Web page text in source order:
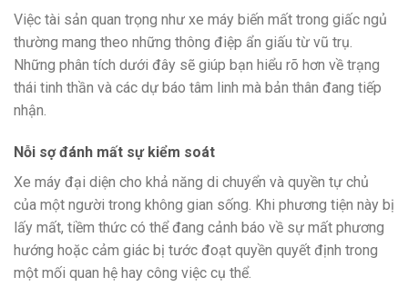
Việc tài sản quan trọng như xe máy biến mất trong giấc ngủ
thường mang theo những thông điệp ẩn giấu từ vũ trụ.
Những phân tích dưới đây sẽ giúp bạn hiểu rõ hơn về trạng
thái tinh thần và các dự báo tâm linh mà bản thân đang tiếp
nhận.
Nỗi sợ đánh mất sự kiểm soát
Xe máy đại diện cho khả năng di chuyển và quyền tự chủ
của một người trong không gian sống. Khi phương tiện này bị
lấy mất, tiềm thức có thể đang cảnh báo về sự mất phương
hướng hoặc cảm giác bị tước đoạt quyền quyết định trong
một mối quan hệ hay công việc cụ thể.